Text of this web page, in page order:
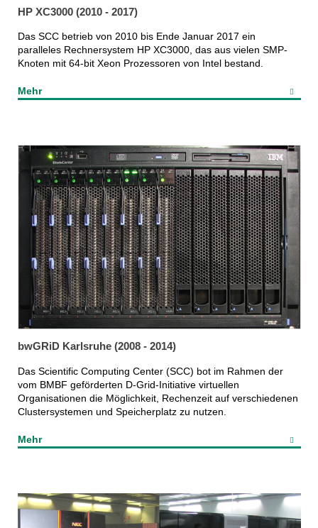
HP XC3000 (2010 - 2017)
Das SCC betrieb von 2010 bis Ende Januar 2017 ein
paralleles Rechnersystem HP XC3000, das aus vielen SMP-
Knoten mit 64-bit Xeon Prozessoren von Intel bestand.
Mehr
bwGRiD Karlsruhe (2008 - 2014)
Das Scientific Computing Center (SCC) bot im Rahmen der
vom BMBF geförderten D-Grid-Initiative virtuellen
Organisationen die Möglichkeit, Rechenzeit auf verschiedenen
Clustersystemen und Speicherplatz zu nutzen.
Mehr